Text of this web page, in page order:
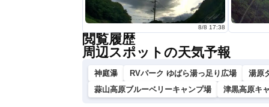
8/8 17:38
閲覧履歴
周辺スポットの天気予報
神庭瀑 RVパーク ゆばら湯っ足り広場
湯原
蒜山高原ブルーベリーキャンプ場
津黒高原キ